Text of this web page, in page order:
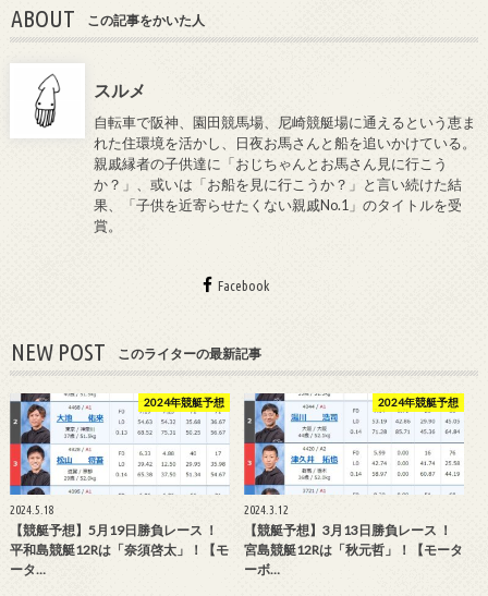
ABOUT この記事をかいた人
スルメ
自転車で阪神、園田競馬場、尼崎競艇場に通えるという恵ま
れた住環境を活かし、日夜お馬さんと船を追いかけている。
親戚縁者の子供達に「おじちゃんとお馬さん見に行こう
か？」、或いは「お船を見に行こうか？」と言い続けた結
果、「子供を近寄らせたくない親戚No.1」のタイトルを受
賞。
Facebook
NEW POST このライターの最新記事
2024年競艇予想
2024.5.18
【競艇予想】5月19日勝負レース ！
平和島競艇12Rは「奈須啓太」！【モ
ータ…
2024年競艇予想
2024.3.12
【競艇予想】3月13日勝負レース ！
宮島競艇12Rは「秋元哲」！【モータ
ーボ…